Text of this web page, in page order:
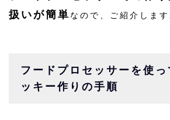
扱いが簡単 なので、ご紹介します
フードプロセッサーを使っ
ッキー作りの手順